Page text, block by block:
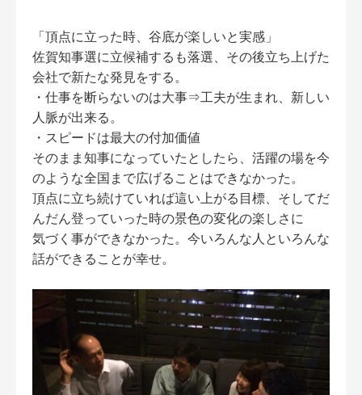
「頂点に立った時、谷底が楽しいと実感」
佐賀知事選に立候補するも落選、その後立ち上げた
会社で新たな発見をする。
・仕事を断らないのは大事⇒工夫が生まれ、新しい
人脈が出来る。
・スピードは最大の付加価値
そのまま知事になっていたとしたら、活躍の場を今
のような全国まで広げることはできなかった。
頂点に立ち続けていれば這い上がる目標、そしてだ
んだん登っていった時の景色の変化の楽しさに
気づく事ができなかった。今いろんな人といろんな
話ができることが幸せ。